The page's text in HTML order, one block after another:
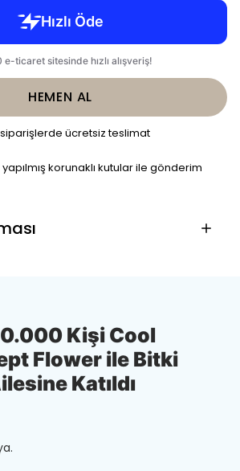
HEMEN AL
ücretsiz teslimat
korunaklı kutular ile gönderim
Kişi Cool
Flower ile Bitki
Katıldı